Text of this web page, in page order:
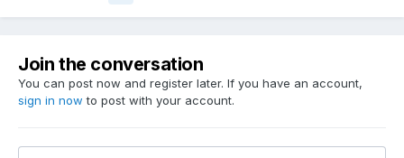
Join the conversation
You can post now and register later. If you have an account,
sign in now to post with your account.